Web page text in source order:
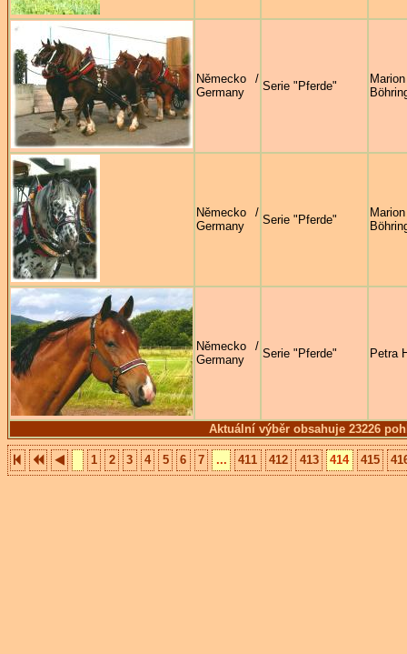
Aktuální výběr obsahuje 23226
Německo /
Germany
Serie "Pferde"
Marion
Německo /
Germany
Serie "Pferde"
Marion
Německo /
Germany
Serie "Pferde" Petra
1 2 3 4 5 6 7 ... 411 412 413 414 415